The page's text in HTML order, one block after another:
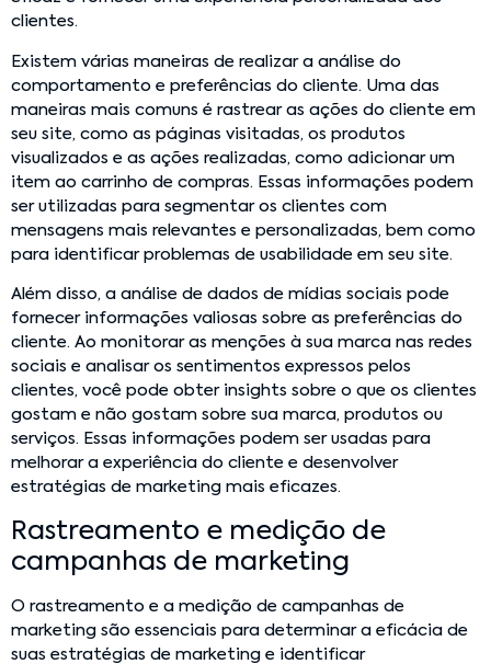
clientes.
Existem várias maneiras de realizar a análise do
comportamento e preferências do cliente. Uma das
maneiras mais comuns é rastrear as ações do cliente em
seu site, como as páginas visitadas, os produtos
visualizados e as ações realizadas, como adicionar um
item ao carrinho de compras. Essas informações podem
ser utilizadas para segmentar os clientes com
mensagens mais relevantes e personalizadas, bem como
para identificar problemas de usabilidade em seu site.
Além disso, a análise de dados de mídias sociais pode
fornecer informações valiosas sobre as preferências do
cliente. Ao monitorar as menções à sua marca nas redes
sociais e analisar os sentimentos expressos pelos
clientes, você pode obter insights sobre o que os clientes
gostam e não gostam sobre sua marca, produtos ou
serviços. Essas informações podem ser usadas para
melhorar a experiência do cliente e desenvolver
estratégias de marketing mais eficazes.
Rastreamento e medição de
campanhas de marketing
O rastreamento e a medição de campanhas de
marketing são essenciais para determinar a eficácia de
suas estratégias de marketing e identificar